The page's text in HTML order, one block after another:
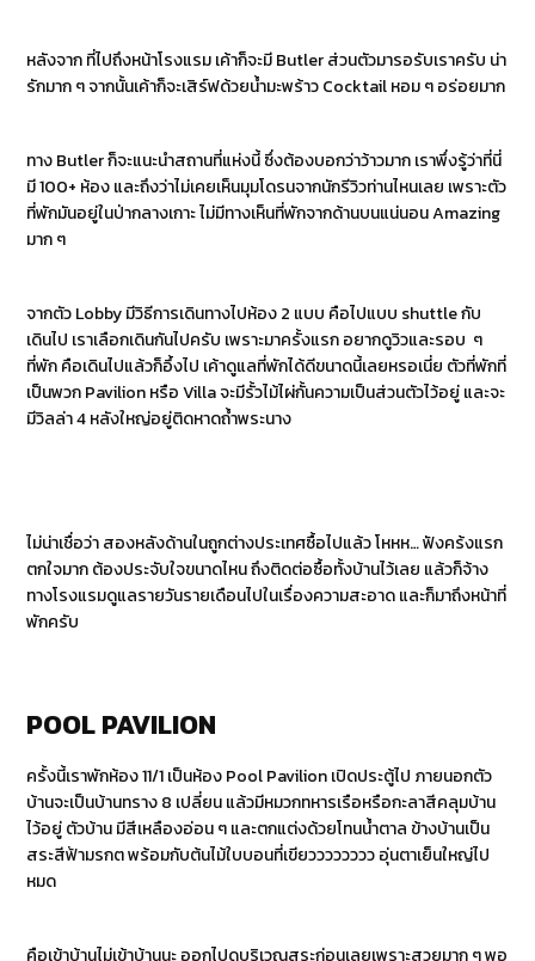
หลังจาก ที่ไปถึงหน้าโรงแรม เค้าก็จะมี Butler ส่วนตัวมารอรับเราครับ น่า
รักมาก ๆ จากนั้นเค้าก็จะเสิร์ฟด้วยน้ำมะพร้าว Cocktail หอม ๆ อร่อยมาก
ทาง Butler ก็จะแนะนำสถานที่แห่งนี้ ซึ่งต้องบอกว่าว้าวมาก เราพึ่งรู้ว่าที่นี่
มี 100+ ห้อง และถึงว่าไม่เคยเห็นมุมโดรนจากนักรีวิวท่านไหนเลย เพราะตัว
ที่พักมันอยู่ในป่ากลางเกาะ ไม่มีทางเห็นที่พักจากด้านบนแน่นอน Amazing
มาก ๆ
จากตัว Lobby มีวิธีการเดินทางไปห้อง 2 แบบ คือไปแบบ shuttle กับ
เดินไป เราเลือกเดินกันไปครับ เพราะมาครั้งแรก อยากดูวิวและรอบ ๆ
ที่พัก คือเดินไปแล้วก็อึ้งไป เค้าดูแลที่พักได้ดีขนาดนี้เลยหรอเนี่ย ตัวที่พักที่
เป็นพวก Pavilion หรือ Villa จะมีรั้วไม้ไผ่กั้นความเป็นส่วนตัวไว้อยู่ และจะ
มีวิลล่า 4 หลังใหญ่อยู่ติดหาดถ้ำพระนาง
ไม่น่าเชื่อว่า สองหลังด้านในถูกต่างประเทศซื้อไปแล้ว โหหห… ฟังคร้งแรก
ตกใจมาก ต้องประจับใจขนาดไหน ถึงติดต่อซื้อทั้งบ้านไว้เลย แล้วก็จ้าง
ทางโรงแรมดูแลรายวันรายเดือนไปในเรื่องความสะอาด และก็มาถึงหน้าที่
พักครับ
POOL PAVILION
ครั้งนี้เราพักห้อง 11/1 เป็นห้อง Pool Pavilion เปิดประตู้ไป ภายนอกตัว
บ้านจะเป็นบ้านทราง 8 เปลี่ยน แล้วมีหมวกทหารเรือหรือกะลาสีคลุมบ้าน
ไว้อยู่ ตัวบ้าน มีสีเหลืองอ่อน ๆ และตกแต่งด้วยโทนน้ำตาล ข้างบ้านเป็น
สระสีฟ้ามรกต พร้อมกับต้นไม้ใบบอนที่เขียวววววววว อุ่นตาเย็นใหญ่ไป
หมด
คือเข้าบ้านไม่เข้าบ้านนะ ออกไปดูบริเวณสระก่อนเลยเพราะสวยมาก ๆ พอ